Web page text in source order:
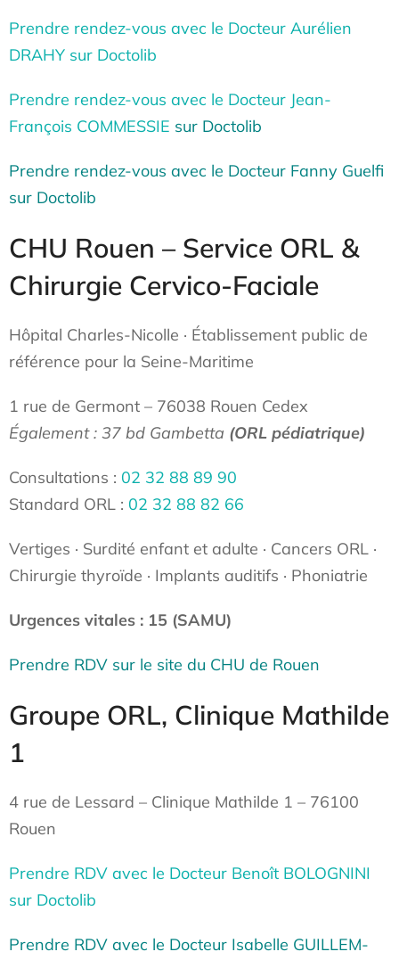
Prendre rendez-vous avec le Docteur Aurélien
DRAHY sur Doctolib
Prendre rendez-vous avec le Docteur Jean-
François COMMESSIE sur Doctolib
Prendre rendez-vous avec le Docteur Fanny Guelfi
sur Doctolib
CHU Rouen – Service ORL &
Chirurgie Cervico-Faciale
Hôpital Charles-Nicolle · Établissement public de
référence pour la Seine-Maritime
1 rue de Germont – 76038 Rouen Cedex
Également : 37 bd Gambetta (ORL pédiatrique)
Consultations : 02 32 88 89 90
Standard ORL : 02 32 88 82 66
Vertiges · Surdité enfant et adulte · Cancers ORL ·
Chirurgie thyroïde · Implants auditifs · Phoniatrie
Urgences vitales : 15 (SAMU)
Prendre RDV sur le site du CHU de Rouen
Groupe ORL, Clinique Mathilde
1
4 rue de Lessard – Clinique Mathilde 1 – 76100
Rouen
Prendre RDV avec le Docteur Benoît BOLOGNINI
sur Doctolib
Prendre RDV avec le Docteur Isabelle GUILLEM-